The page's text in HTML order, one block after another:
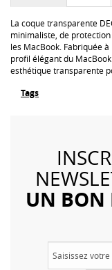
La coque transparente
minimaliste, de
les MacBook. Fabriquée
profil élégant du
esthétique transparente
Tags
UN BON